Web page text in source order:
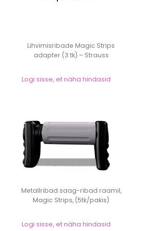
Lihvimisribade Magic Strips
adapter (3 tk) – Strauss
Logi sisse, et näha hindasid
Metallribad saag-ribad raamil,
Magic Strips, (5tk/pakis)
Logi sisse, et näha hindasid